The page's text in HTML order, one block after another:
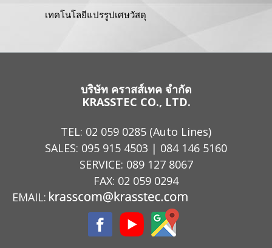
เทคโนโลยีแปรรูปเศษวัสดุ
บริษัท คราสส์เทค จำกัด
KRASSTEC CO., LTD.
TEL: 02 059 0285 (Auto Lines)
SALES: 095 915 4503 | 084 146 5160
SERVICE: 089 127 8067
FAX: 02 059 0294
EMAIL: